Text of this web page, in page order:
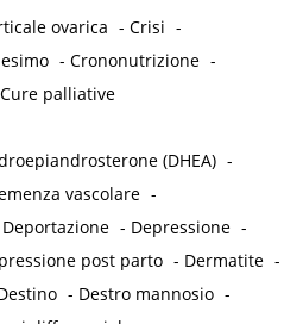
ovarica -Crisi -
-Crononutrizione -
Cure palliative
(DHEA) -
vascolare -
Deportazione - Depressione -
post parto - Dermatite -
- Destro mannosio -